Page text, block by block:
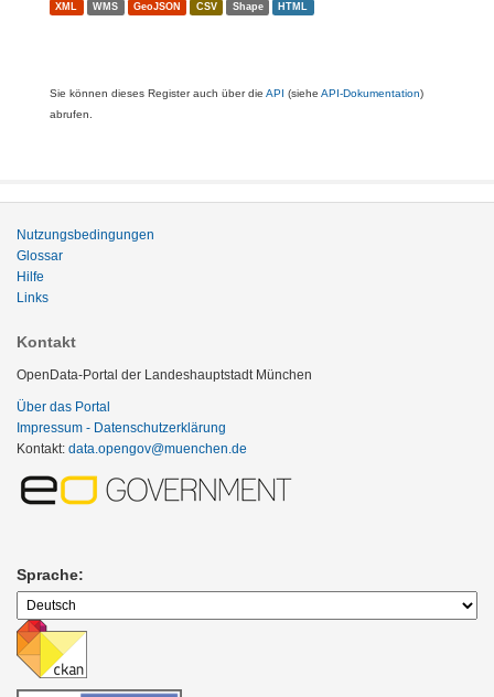
XML WMS GeoJSON CSV Shape HTML
Sie können dieses Register auch über die API (siehe API-Dokumentation)
abrufen.
Nutzungsbedingungen
Glossar
Hilfe
Links
Kontakt
OpenData-Portal der Landeshauptstadt München
Über das Portal
Impressum - Datenschutzerklärung
Kontakt: data.opengov@muenchen.de
Sprache